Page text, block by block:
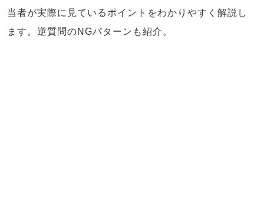
当者が実際に見ているポイントをわかりやすく解説し
ます。逆質問のNGパターンも紹介。